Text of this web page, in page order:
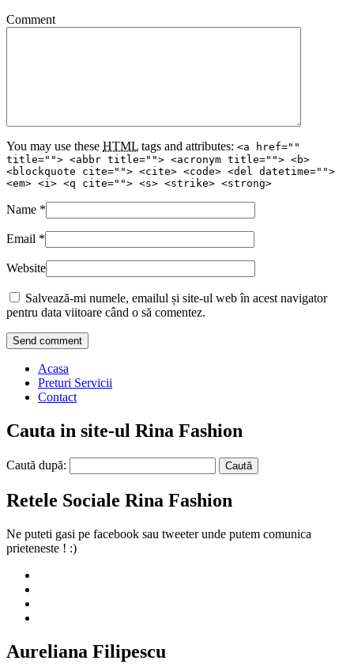
Comment
You may use these HTML tags and attributes: <a href=""
title=""> <abbr title=""> <acronym title=""> <b>
<blockquote cite=""> <cite> <code> <del datetime="">
<em> <i> <q cite=""> <s> <strike> <strong>
Name *
Email *
Website
Salvează-mi numele, emailul și site-ul web în acest navigator
pentru data viitoare când o să comentez.
Acasa
Preturi Servicii
Contact
Cauta in site-ul Rina Fashion
Caută după:
Retele Sociale Rina Fashion
Ne puteti gasi pe facebook sau tweeter unde putem comunica
prieteneste ! :)
Aureliana Filipescu